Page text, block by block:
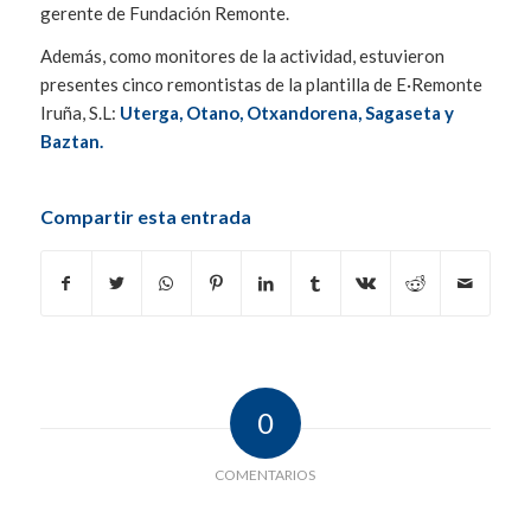
gerente de Fundación Remonte.
Además, como monitores de la actividad, estuvieron
presentes cinco remontistas de la plantilla de E·Remonte
Iruña, S.L: Uterga, Otano, Otxandorena, Sagaseta y
Baztan.
Compartir esta entrada
0
COMENTARIOS